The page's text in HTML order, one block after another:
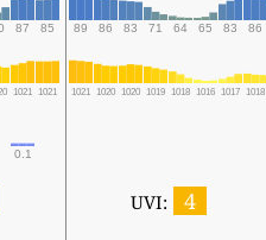
87 85 89 86 83 71 64 65 83 86
1021 1021 1021 1020 1020 1019 1018 1016 1017 1018
0.1
UVI: 4